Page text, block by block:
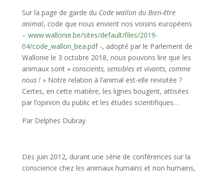
Sur la page de garde du Code wallon du Bien-être
animal, code que nous envient nos voisins européens
– www.wallonie.be/sites/default/files/2019-
04/code_wallon_bea.pdf-, adopté par le Parlement de
Wallonie le 3 octobre 2018, nous pouvons lire que les
animaux sont « conscients, sensibles et vivants, comme
nous !» Notre relation à l’animal est-elle revisitée ?
Certes, en cette matière, les lignes bougent, attisées
par l’opinion du public et les études scientifiques…
Par Delphes Dubray
Dès juin 2012, durant une série de conférences sur la
conscience chez les animaux humains et non humains,